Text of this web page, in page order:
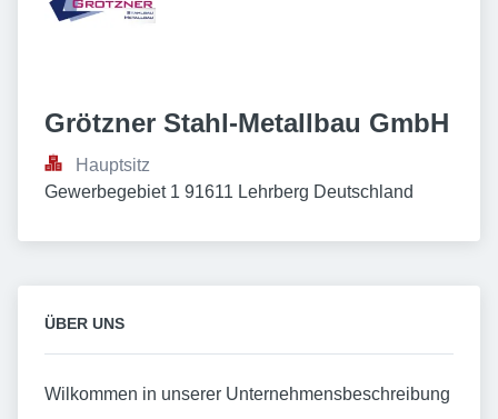
Grötzner Stahl-Metallbau GmbH
Hauptsitz
Gewerbegebiet 1 91611 Lehrberg Deutschland
ÜBER UNS
Wilkommen in unserer Unternehmensbeschreibung